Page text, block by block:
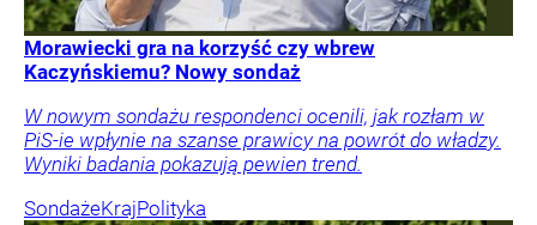
Morawiecki gra na korzyść czy wbrew
Kaczyńskiemu? Nowy sondaż
W nowym sondażu respondenci ocenili, jak rozłam w
PiS-ie wpłynie na szanse prawicy na powrót do władzy.
Wyniki badania pokazują pewien trend.
SondażeKrajPolityka